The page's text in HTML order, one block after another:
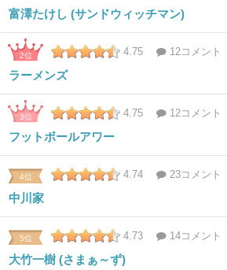
富澤たけし (サンドウィッチマン)
2位 4.75 12コメント
ラーメンズ
3位 4.75 12コメント
フットボールアワー
4位 4.74 23コメント
中川家
5位 4.73 14コメント
大竹一樹 (さまぁ～ず)